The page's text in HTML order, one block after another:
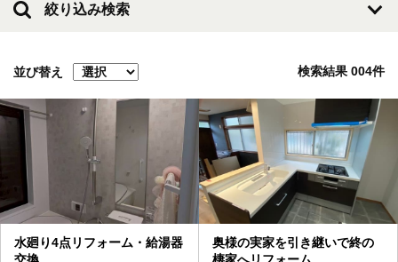
絞り込み検索
並び替え 検索結果 004件
水廻り4点リフォーム・給湯器
奥様の実家を引き継いで終の